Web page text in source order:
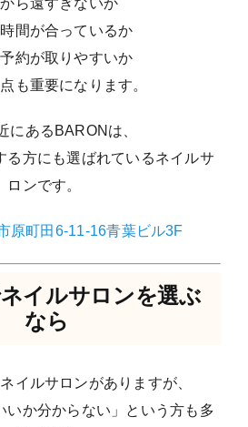
から遠すぎないか
時間が合っているか
予約が取りやすいか
も重要になります。
にあるBARONは、
る方にも選ばれているネイルサ
ロンです。
原町田6-11-16青葉ビル3F
イルサロンを選ぶ
なら
イルサロンがありますが、
いか分からない」という方も多